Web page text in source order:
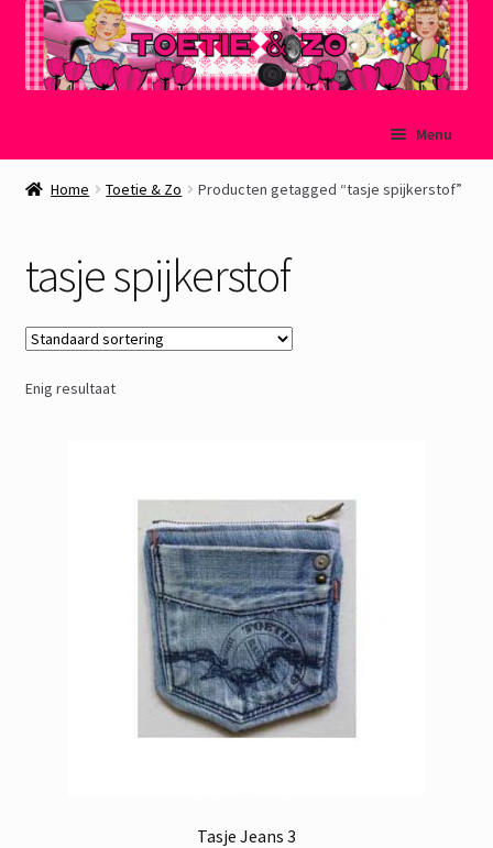
naar
de
Menu
Welkom
Winkelmand
Home Toetie & Zo Producten getagged “tasje spijkerstof”
tasje spijkerstof
Enig resultaat
Tasje Jeans 3